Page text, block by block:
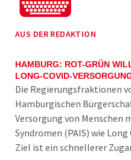
AUS DER REDAKTION
HAMBURG: ROT-GRÜN
LONG-COVID-
Die Regierungsfraktionen
Hamburgischen
Versorgung von
Syndromen (PAIS) wie Long
Ziel ist ein schnellerer